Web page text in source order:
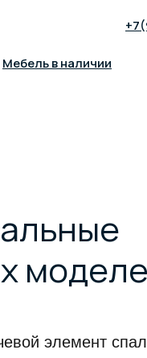
Мебель в наличии
элемент